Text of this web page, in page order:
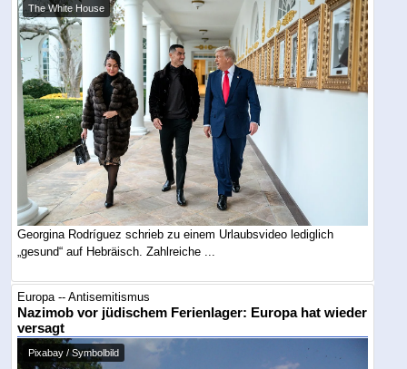
The White House
Georgina Rodríguez schrieb zu einem Urlaubsvideo lediglich
„gesund“ auf Hebräisch. Zahlreiche ...
Europa -- Antisemitismus
Nazimob vor jüdischem Ferienlager: Europa hat wieder
versagt
Pixabay / Symbolbild